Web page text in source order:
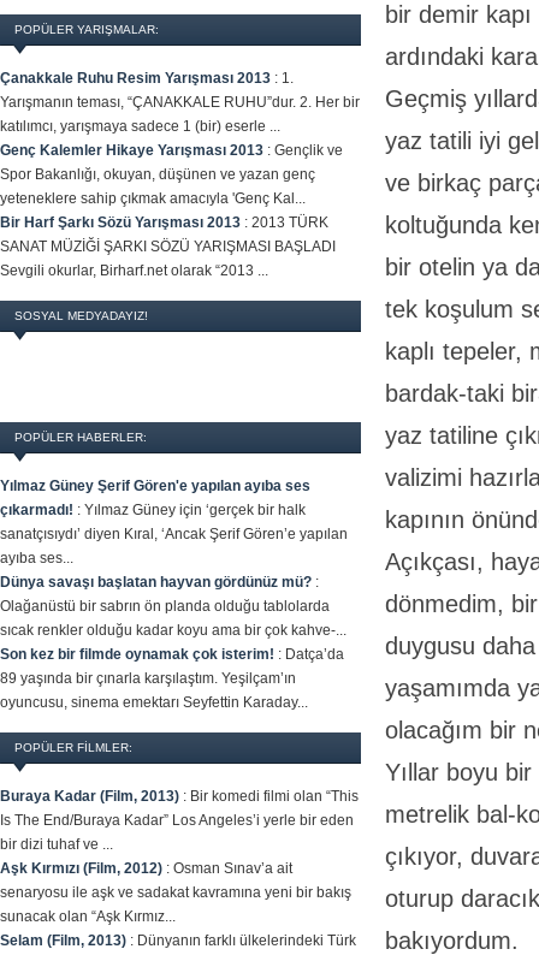
bir demir
ardındaki
Geçmiş
yaz tatili iyi
ve birkaç
koltuğunda
bir otelin ya
tek koşulum
kaplı tepeler,
bardak-taki
yaz tatiline
valizimi
kapının
Açıkçası,
dönmedim,
duygusu daha
yaşamımda
olacağım bir
Yıllar boyu
metrelik bal-
çıkıyor,
oturup
bakıyordum.
POPÜLER YARIŞMALAR:
Çanakkale Ruhu Resim Yarışması 2013 : 1.
Yarışmanın teması, “ÇANAKKALE RUHU”dur. 2. Her bir
katılımcı, yarışmaya sadece 1 (bir) eserle ...
Genç Kalemler Hikaye Yarışması 2013 : Gençlik ve
Spor Bakanlığı, okuyan, düşünen ve yazan genç
yeteneklere sahip çıkmak amacıyla 'Genç Kal...
Bir Harf Şarkı Sözü Yarışması 2013 : 2013 TÜRK
SANAT MÜZİĞİ ŞARKI SÖZÜ YARIŞMASI BAŞLADI
Sevgili okurlar, Birharf.net olarak “2013 ...
SOSYAL MEDYADAYIZ!
POPÜLER HABERLER:
Yılmaz Güney Şerif Gören'e yapılan ayıba ses
çıkarmadı! : Yılmaz Güney için ‘gerçek bir halk
sanatçısıydı’ diyen Kıral, ‘Ancak Şerif Gören’e yapılan
ayıba ses...
Dünya savaşı başlatan hayvan gördünüz mü? :
Olağanüstü bir sabrın ön planda olduğu tablolarda
sıcak renkler olduğu kadar koyu ama bir çok kahve-...
Son kez bir filmde oynamak çok isterim! : Datça’da
89 yaşında bir çınarla karşılaştım. Yeşilçam’ın
oyuncusu, sinema emektarı Seyfettin Karaday...
POPÜLER FILMLER:
Buraya Kadar (Film, 2013) : Bir komedi filmi olan “This
Is The End/Buraya Kadar” Los Angeles’i yerle bir eden
bir dizi tuhaf ve ...
Aşk Kırmızı (Film, 2012) : Osman Sınav’a ait
senaryosu ile aşk ve sadakat kavramına yeni bir bakış
sunacak olan “Aşk Kırmız...
Selam (Film, 2013) : Dünyanın farklı ülkelerindeki Türk